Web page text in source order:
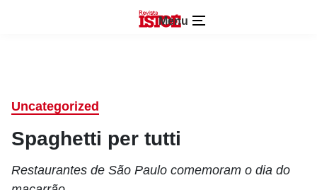
Menu
Uncategorized
Spaghetti per tutti
Restaurantes de São Paulo comemoram o dia do